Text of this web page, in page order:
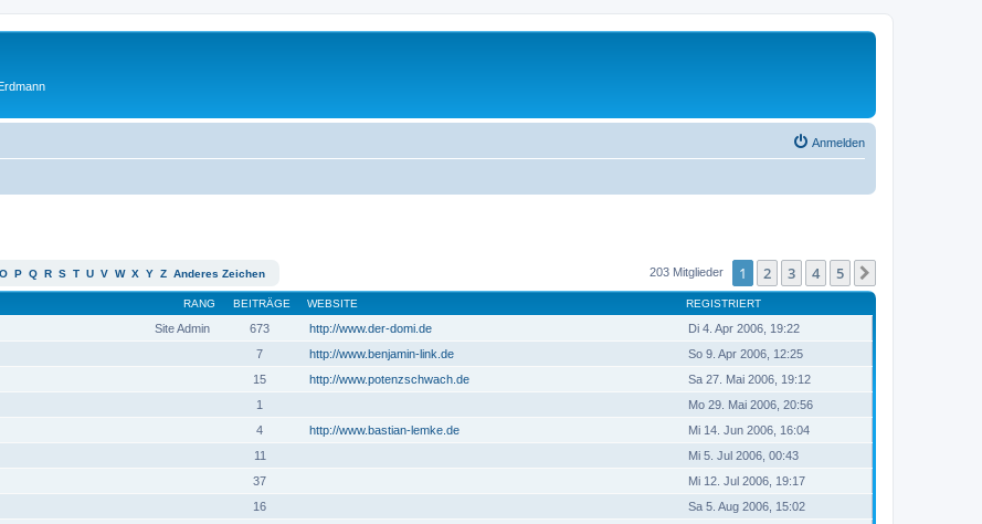
Anmelden
O P Q R S T U V W X Y Z Anderes Zeichen 203 Mitglieder 1 2 3 4 5
RANG BEITRÄGE WEBSITE REGISTRIERT
Site Admin 673 http://www.der-domi.de
Di 4. Apr 2006, 19:22
7 http://www.benjamin-link.de
So 9. Apr 2006, 12:25
15 http://www.potenzschwach.de
Sa 27. Mai 2006, 19:12
1
Mo 29. Mai 2006, 20:56
4 http://www.bastian-lemke.de
Mi 14. Jun 2006, 16:04
11
Mi 5. Jul 2006, 00:43
37
Mi 12. Jul 2006, 19:17
16
Sa 5. Aug 2006, 15:02